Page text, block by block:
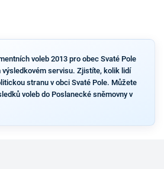
voleb 2013 pro obec Svaté Pole
výsledkovém servisu. Zjistíte, kolik lidí
stranu v obci Svaté Pole. Můžete
voleb do Poslanecké sněmovny v